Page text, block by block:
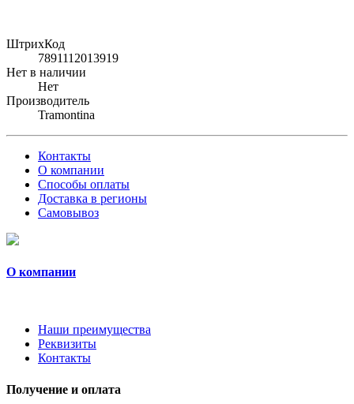
ШтрихКод
7891112013919
Нет в наличии
Нет
Производитель
Tramontina
Контакты
О компании
Способы оплаты
Доставка в регионы
Самовывоз
О компании
Наши преимущества
Реквизиты
Контакты
Получение и оплата